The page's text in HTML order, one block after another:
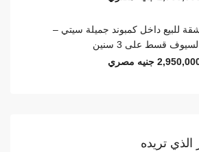
للبيع داخل كمبوند جميلة سيتي –
قسط على 3 سنين
جنيه مصري
الذي تريده